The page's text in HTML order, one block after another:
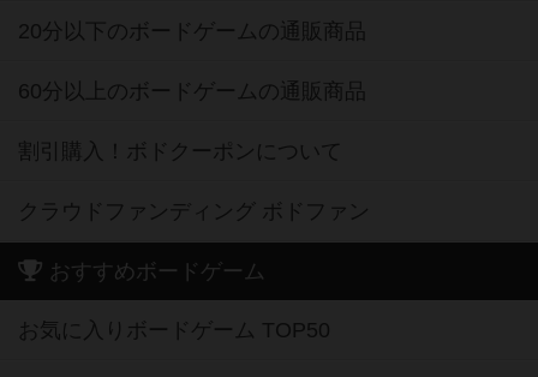
20分以下のボードゲームの通販商品
60分以上のボードゲームの通販商品
割引購入！ボドクーポンについて
クラウドファンディング ボドファン
おすすめボードゲーム
お気に入りボードゲーム TOP50